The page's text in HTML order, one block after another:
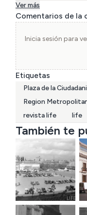
Ver más
Comentarios de la
Inicia sesión para
Etiquetas
Plaza de la
Region
revista life
life
También te